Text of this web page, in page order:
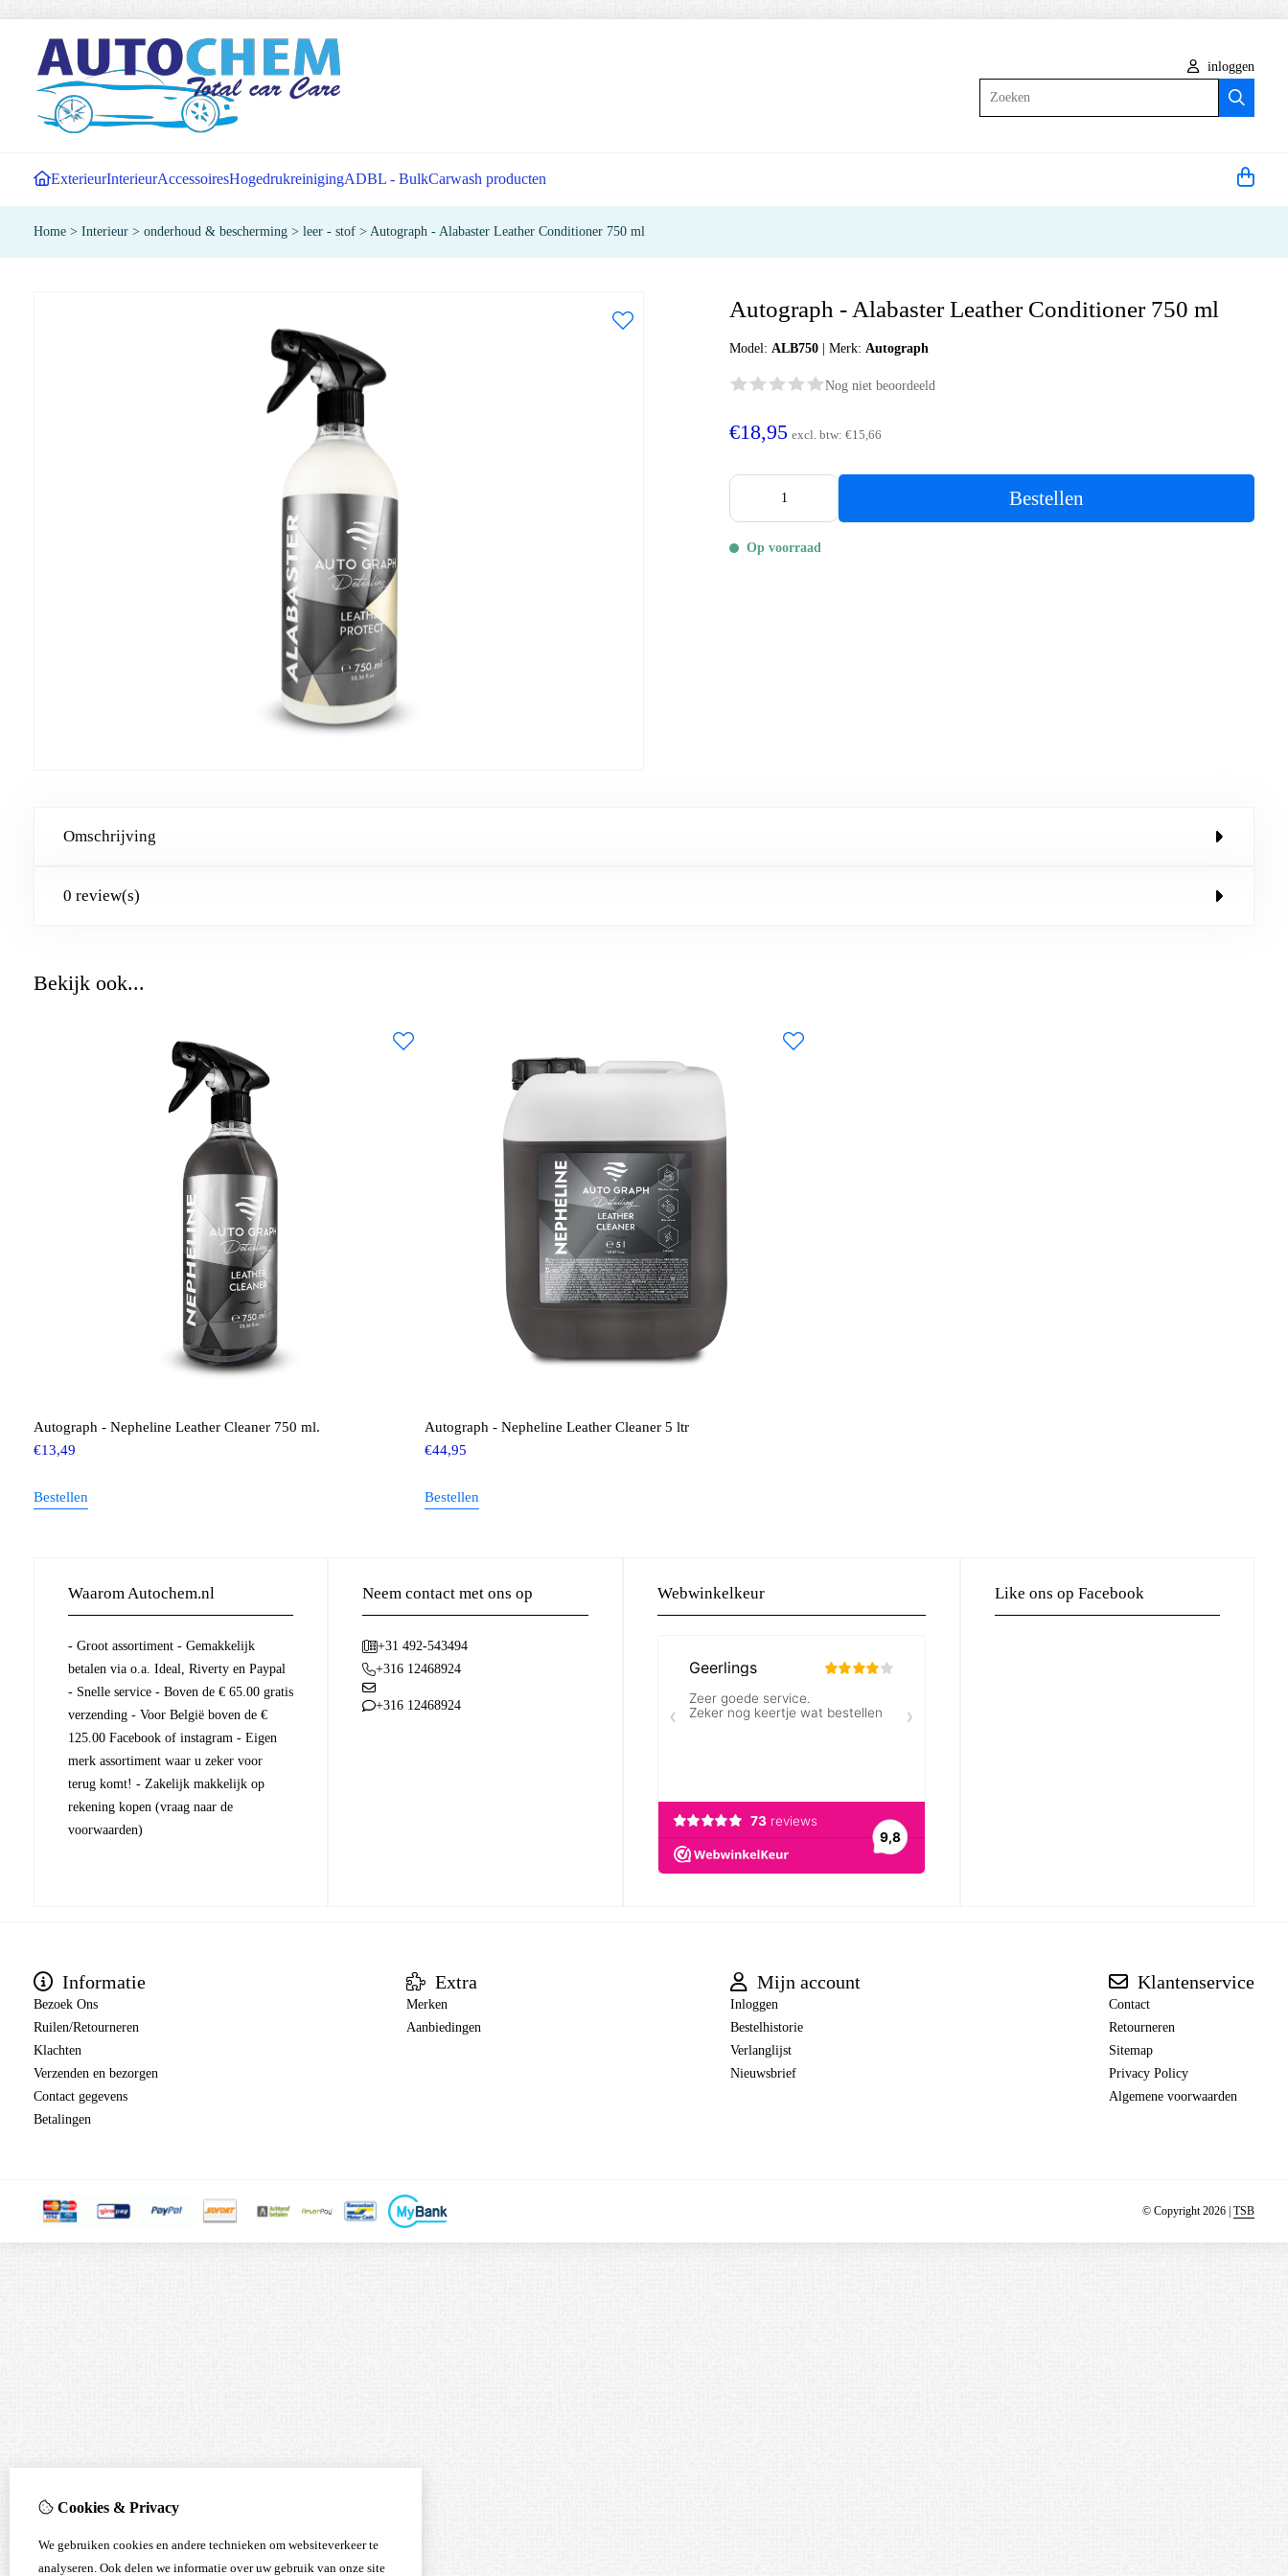
inloggen
ExterieurInterieurAccessoiresHogedrukreinigingADBL - BulkCarwash producten
Home > Interieur > onderhoud & bescherming > leer - stof > Autograph - Alabaster Leather Conditioner 750 ml
Autograph - Alabaster Leather Conditioner 750 ml
Model:ALB750 |Merk:Autograph
Nog niet beoordeeld
€18,95 excl. btw:€15,66
Bestellen
Op voorraad
Omschrijving
0 review(s)
Bekijk ook...
Autograph - Nepheline Leather Cleaner 750 ml.
€13,49
Bestellen
Autograph - Nepheline Leather Cleaner 5 ltr
€44,95
Bestellen
Waarom Autochem.nl
- Groot assortiment - Gemakkelijk
betalen via o.a. Ideal, Riverty en Paypal
- Snelle service - Boven de € 65.00 gratis
verzending - Voor België boven de €
125.00 Facebook of instagram - Eigen
merk assortiment waar u zeker voor
terug komt! - Zakelijk makkelijk op
rekening kopen (vraag naar de
voorwaarden)
Neem contact met ons op
+31 492-543494
+316 12468924
+316 12468924
Webwinkelkeur Like ons op Facebook
Informatie
Bezoek Ons
Ruilen/Retourneren
Klachten
Verzenden en bezorgen
Contact gegevens
Betalingen
Extra
Merken
Aanbiedingen
Mijn account
Inloggen
Bestelhistorie
Verlanglijst
Nieuwsbrief
Klantenservice
Contact
Retourneren
Sitemap
Privacy Policy
Algemene voorwaarden
© Copyright 2026 | TSB
Cookies & Privacy
We gebruiken cookies en andere technieken om websiteverkeer te
analyseren. Ook delen we informatie over uw gebruik van onze site